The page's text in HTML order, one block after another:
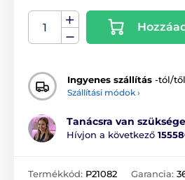
Ingyenes szállítás -tól/től
Szállítási módok ›
Tanácsra van
Hívjon a következő
Termékkód: P21082 Garancia: